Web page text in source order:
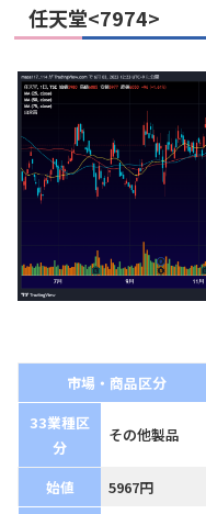
任天堂<7974>
市場・商品区分
33業種区
分
その他製品
始値
5967円